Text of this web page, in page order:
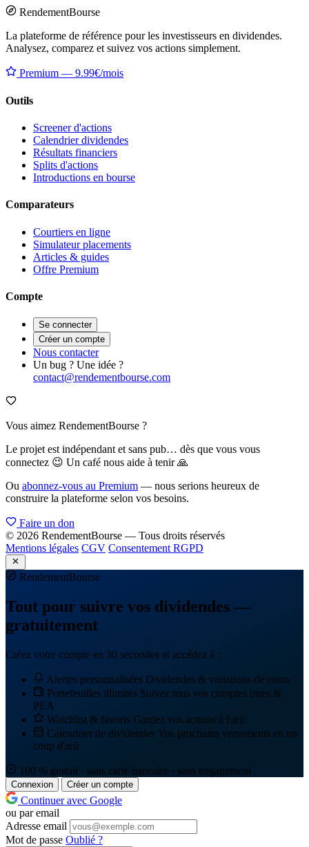
RendementBourse
La plateforme de référence pour les investisseurs en dividendes.
Analysez, comparez et suivez vos actions simplement.
Premium — 9.99€/mois
Outils
Screener d'actions
Calendrier dividendes
Résultats financiers
Splits d'actions
Introductions en bourse
Comparateurs
Courtiers en ligne
Simulateur placements
Articles & guides
Offre Premium
Compte
Se connecter
Créer un compte
Nous contacter
Un bug ? Une idée ?
contact@rendementbourse.com
Vous aimez RendementBourse ?
Le projet est indépendant et sans pub… dès que vous vous
connectez 😉 Un café nous aide à tenir 🙏
Ou abonnez-vous au Premium — nous serions heureux de
construire la plateforme selon vos besoins.
Faire un don
© 2026 RendementBourse — Tous droits réservés
Mentions légales CGV Consentement RGPD
RendementBourse
Tout pour suivre vos dividendes —
gratuitement
Créez votre compte en 30 secondes et accédez à :
Alertes personnalisées Dividendes & variations de cours
Portefeuilles illimités Suivez tous vos comptes titres &
PEA
Watchlist & favoris Gardez vos actions à l'œil
Calendrier de dividendes Vos prochains versements en un
coup d'œil
100 % gratuit · sans carte bancaire · sans engagement
Connexion Créer un compte
Continuer avec Google
ou par email
Adresse email
Mot de passe Oublié ?